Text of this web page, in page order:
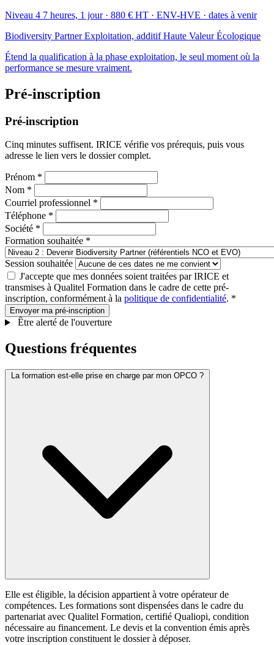
Niveau 4 7 heures, 1 jour · 880 € HT · ENV-HVE · dates à venir
Biodiversity Partner Exploitation, additif Haute Valeur Écologique
Étend la qualification à la phase exploitation, le seul moment où la
performance se mesure vraiment.
Pré-inscription
Pré-inscription
Cinq minutes suffisent. IRICE vérifie vos prérequis, puis vous
adresse le lien vers le dossier complet.
Prénom *
Nom *
Courriel professionnel *
Téléphone *
Société *
Formation souhaitée *
Session souhaitée
J'accepte que mes données soient traitées par IRICE et
transmises à Qualitel Formation dans le cadre de cette pré-
inscription, conformément à la politique de confidentialité. *
Envoyer ma pré-inscription
Être alerté de l'ouverture
Questions fréquentes
La formation est-elle prise en charge par mon OPCO ?
Elle est éligible, la décision appartient à votre opérateur de
compétences. Les formations sont dispensées dans le cadre du
partenariat avec Qualitel Formation, certifié Qualiopi, condition
nécessaire au financement. Le devis et la convention émis après
votre inscription constituent le dossier à déposer.